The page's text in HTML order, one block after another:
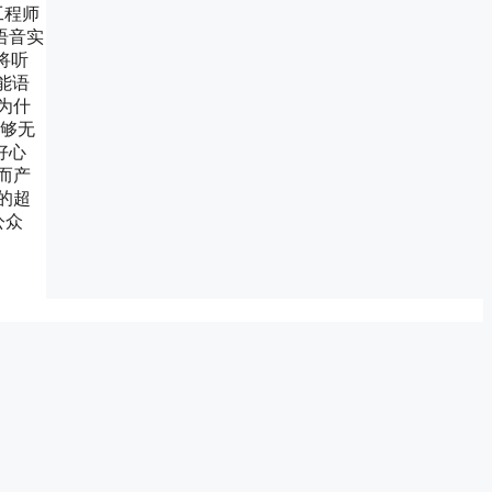
程师
音实
听
语
什
无
心
产
超
众